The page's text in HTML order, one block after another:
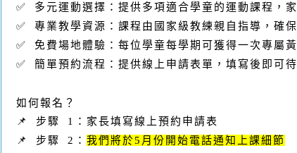
✅ 多元運動選擇：提供多項適合學童的運動課程，
✅ 專業教學資源：課程由國家級教練親自指導，確
✅ 免費場地體驗：每位學童每學期可獲得一次專屬
✅ 簡單預約流程：提供線上申請表單，填寫後即可
如何報名？
📌 步驟 1：家長填寫線上預約申請表
📌 步驟 2： 我們將於5月份開始電話通知上課細節